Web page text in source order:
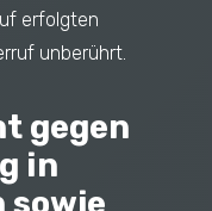
erfolgten
unberührt.
gegen
in